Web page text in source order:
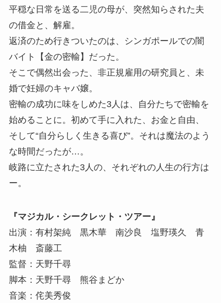
平穏な日常を送る二児の母が、突然知らされた夫
の借金と、解雇。
返済のため行きついたのは、シンガポールでの闇
バイト【金の密輸】だった。
そこで偶然出会った、非正規雇用の研究員と、未
婚で妊婦のキャバ嬢。
密輸の成功に味をしめた3人は、自分たちで密輸を
始めることに。初めて手に入れた、お金と自由、
そして“自分らしく生きる喜び”。それは魔法のよう
な時間だったが…。
岐路に立たされた3人の、それぞれの人生の行方は
ー。
『マジカル・シークレット・ツアー』
出演：有村架純 黒木華 南沙良 塩野瑛久 青
木柚 斎藤工
監督：天野千尋
脚本：天野千尋 熊谷まどか
音楽：侘美秀俊